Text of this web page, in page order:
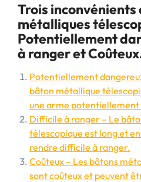
Trois inconvénients
métalliques
Potentiellement
à ranger et
Potentiellement
bâton métallique
une arme potentiellement
Difficile à ranger – Le
télescopique est long et
rendre difficile à ranger.
Coûteux – Les bâtons
sont coûteux et peuvent